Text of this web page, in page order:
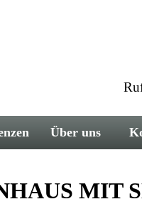
Über uns
MIT